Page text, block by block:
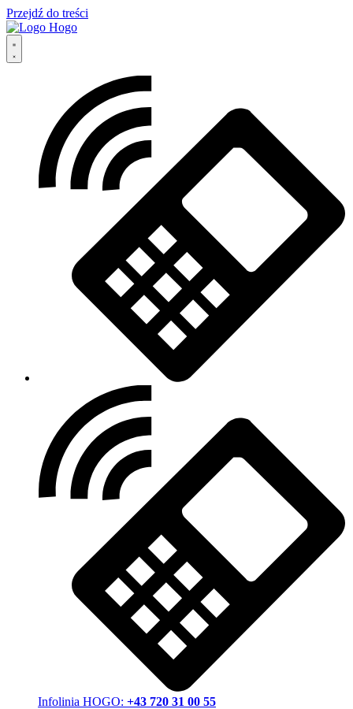
Przejdź do treści
Infolinia HOGO: +43 720 31 00 55